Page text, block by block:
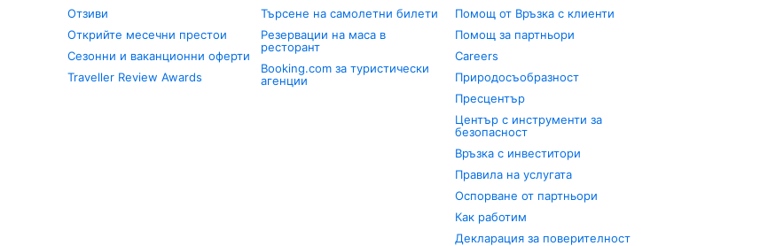
Отзиви
Открийте месечни престои
Сезонни и ваканционни оферти
Traveller Review Awards
Търсене на самолетни билети
Резервации на маса в
ресторант
Booking.com за туристически
агенции
Помощ от Връзка с клиенти
Помощ за партньори
Careers
Природосъобразност
Пресцентър
Център с инструменти за
безопасност
Връзка с инвеститори
Правила на услугата
Оспорване от партньори
Как работим
Декларация за поверителност